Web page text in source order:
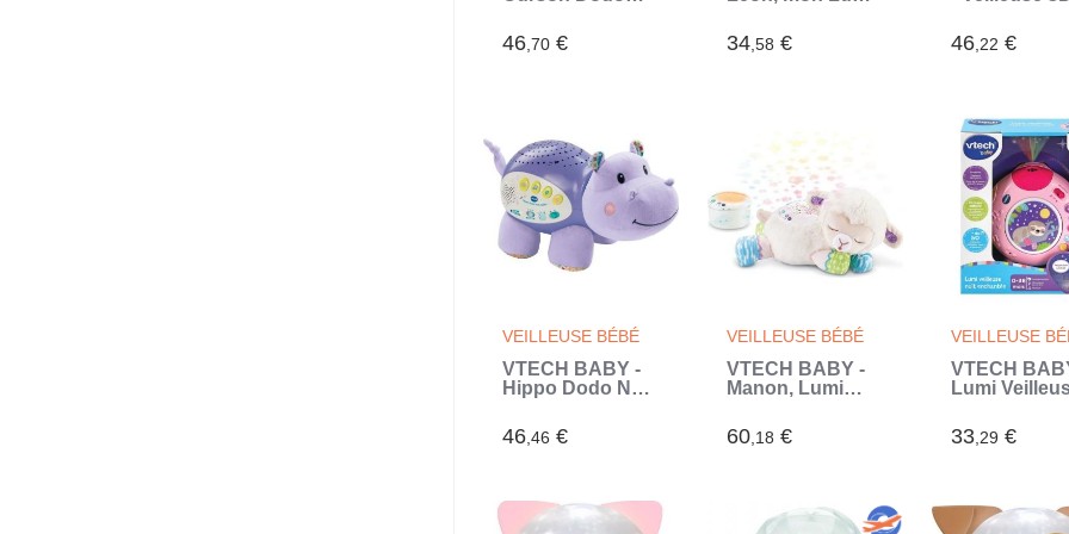
46 ,70 € 34,58 €
Diffusion
en couleurs -
46,22 €
VEILLEUSE BÉBÉ
VTECH BABY -
Hippo Dodo Nuit
46 ,46 €
VEILLEUSE BÉBÉ
VTECH BABY -
Manon, Lumi
Etoilée 3 en 1
(Blanc)
60,18 €
VEILLEUSE
VTECH
Lumi
Rose (Rose)
33,29 €